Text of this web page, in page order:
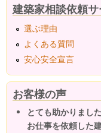
建築家相談依頼
選ぶ理由
よくある質問
安心安全宣言
お客様の声
とても助かりまし
お仕事を依頼した